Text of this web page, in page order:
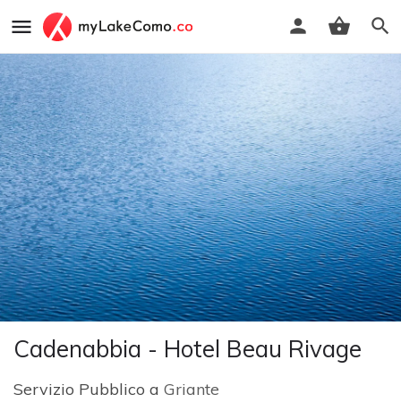
Cadenabbia - Hotel Beau Rivage
Servizio Pubblico a Griante